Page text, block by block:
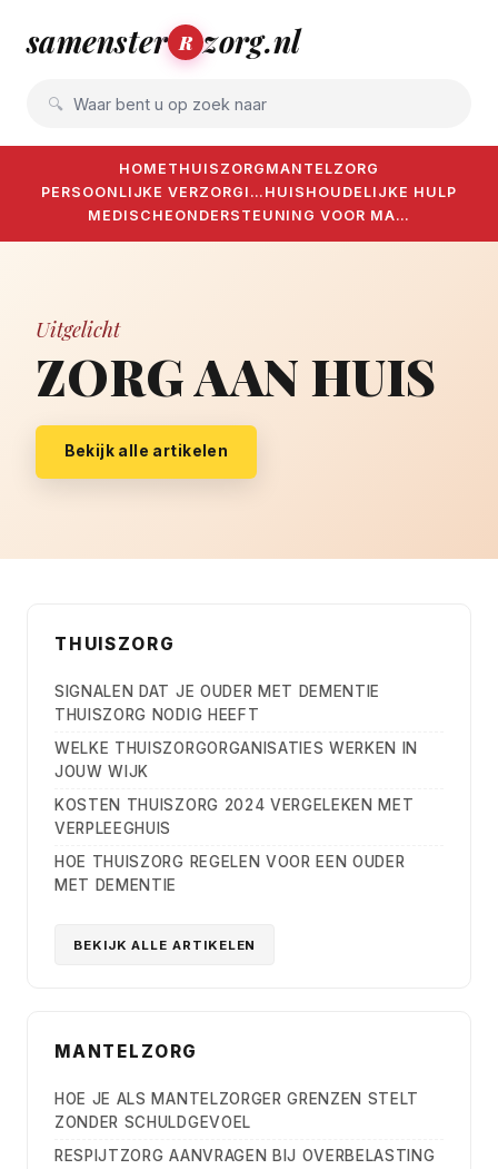
samenster R zorg.nl
Waar bent u op zoek naar
HOME THUISZORG MANTELZORG
PERSOONLIJKE VERZORGI… HUISHOUDELIJKE HULP
MEDISCHE ONDERSTEUNING VOOR MA…
Uitgelicht
ZORG AAN HUIS
Bekijk alle artikelen
THUISZORG
SIGNALEN DAT JE OUDER MET DEMENTIE
THUISZORG NODIG HEEFT
WELKE THUISZORGORGANISATIES WERKEN IN
JOUW WIJK
KOSTEN THUISZORG 2024 VERGELEKEN MET
VERPLEEGHUIS
HOE THUISZORG REGELEN VOOR EEN OUDER
MET DEMENTIE
BEKIJK ALLE ARTIKELEN
MANTELZORG
HOE JE ALS MANTELZORGER GRENZEN STELT
ZONDER SCHULDGEVOEL
RESPIJTZORG AANVRAGEN BIJ OVERBELASTING